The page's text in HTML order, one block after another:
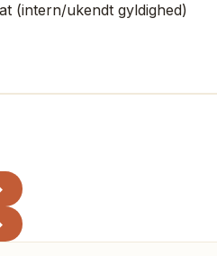
(intern/ukendt gyldighed)